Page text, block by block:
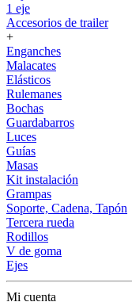
1 eje
Accesorios de trailer
+
Enganches
Malacates
Elásticos
Rulemanes
Bochas
Guardabarros
Luces
Guías
Masas
Kit instalación
Grampas
Soporte, Cadena, Tapón
Tercera rueda
Rodillos
V de goma
Ejes
Mi cuenta